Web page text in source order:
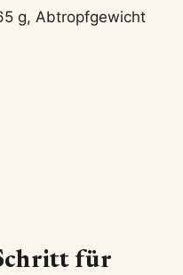
g, Abtropfgewicht
für